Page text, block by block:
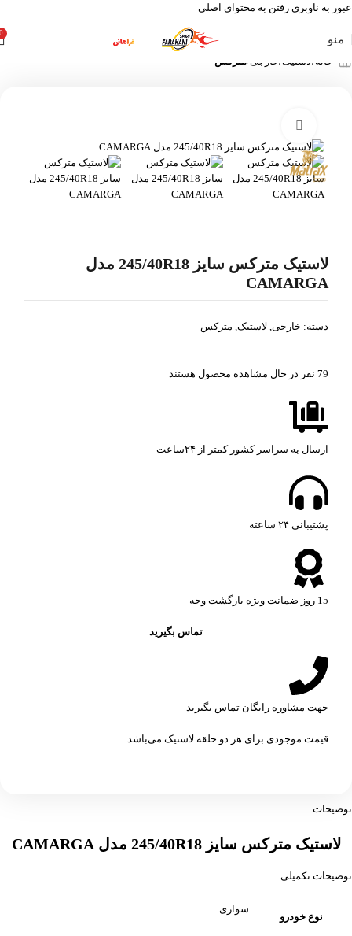
عبور به ناوبری رفتن به محتوای اصلی
منو
خانه لاستیک خارجی مترکس
لاستیک مترکس سایز 245/40R18 مدل
CAMARGA
دسته: خارجی, لاستیک, مترکس
79 نفر در حال مشاهده محصول هستند
ارسال به سراسر کشور کمتر از ۲۴ساعت
پشتیبانی ۲۴ ساعته​
15 روز ضمانت ویژه بازگشت وجه
تماس بگیرید
جهت مشاوره رایگان تماس بگیرید
قیمت موجودی برای هر دو حلقه لاستیک می‌باشد
توضیحات
لاستیک مترکس سایز 245/40R18 مدل CAMARGA
توضیحات تکمیلی
نوع خودرو
سواری